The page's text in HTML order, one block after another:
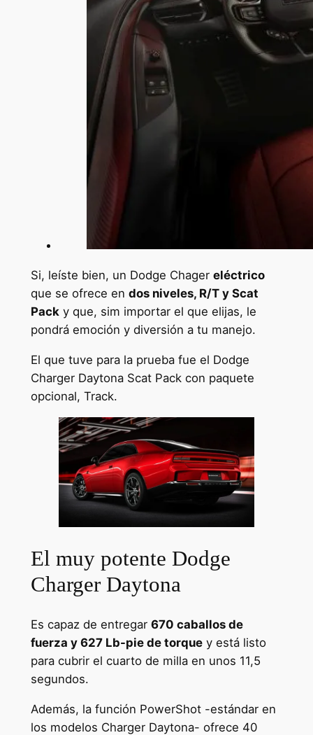
Si, leíste bien, un Dodge Chager eléctrico
que se ofrece en dos niveles, R/T y Scat
Packy que, sim importar el que elijas, le
pondrá emoción y diversión a tu manejo.
El que tuve para la prueba fue el Dodge
Charger Daytona Scat Pack con paquete
opcional, Track.
El muy potente Dodge
Charger Daytona
Es capaz de entregar 670 caballos de
fuerza y 627 Lb-pie de torquey está listo
para cubrir el cuarto de milla en unos 11,5
segundos.
Además, la función PowerShot -estándar en
los modelos Charger Daytona- ofrece 40